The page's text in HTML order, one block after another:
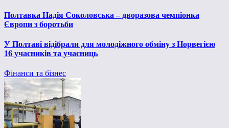
Полтавка Надія Соколовська – дворазова чемпіонка
Європи з боротьби
У Полтаві відібрали для молодіжного обміну з Норвегією
16 учасників та учасниць
Фінанси та бізнес